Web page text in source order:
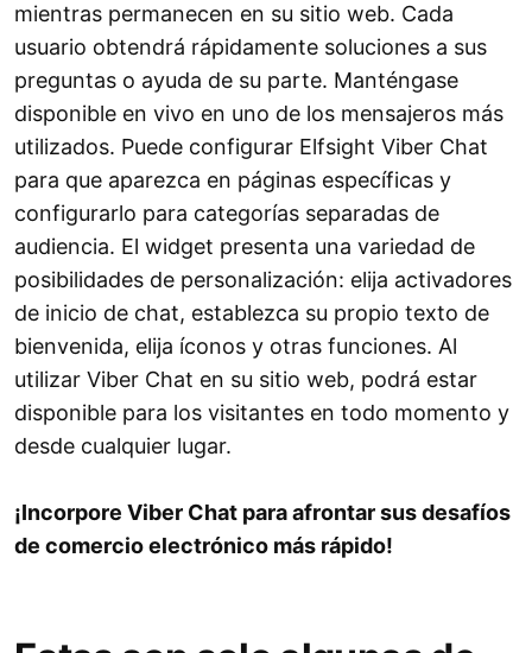
mientras permanecen en su sitio web. Cada
usuario obtendrá rápidamente soluciones a sus
preguntas o ayuda de su parte. Manténgase
disponible en vivo en uno de los mensajeros más
utilizados. Puede configurar Elfsight Viber Chat
para que aparezca en páginas específicas y
configurarlo para categorías separadas de
audiencia. El widget presenta una variedad de
posibilidades de personalización: elija activadores
de inicio de chat, establezca su propio texto de
bienvenida, elija íconos y otras funciones. Al
utilizar Viber Chat en su sitio web, podrá estar
disponible para los visitantes en todo momento y
desde cualquier lugar.
¡Incorpore Viber Chat para afrontar sus desafíos
de comercio electrónico más rápido!